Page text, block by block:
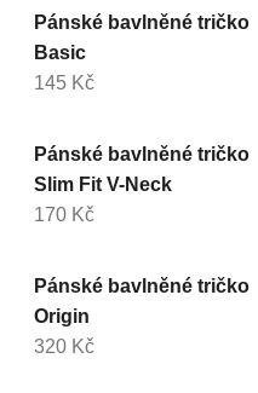
Pánské bavlněné tričko
Basic
145 Kč
Pánské bavlněné tričko
Slim Fit V-Neck
170 Kč
Pánské bavlněné tričko
Origin
320 Kč